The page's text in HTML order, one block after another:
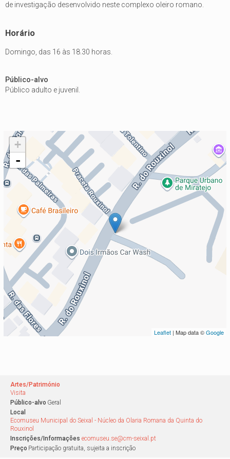
de investigação desenvolvido neste complexo oleiro romano.
Horário
Domingo, das 16 às 18.30 horas.
Público-alvo
Público adulto e juvenil.
+
-
Leaflet | Map data ©Google
Artes/Património
Visita
Público-alvo Geral
Local
Ecomuseu Municipal do Seixal - Núcleo da Olaria Romana da Quinta do
Rouxinol
Inscrições/Informações ecomuseu.se@cm-seixal.pt
Preço Participação gratuita, sujeita a inscrição